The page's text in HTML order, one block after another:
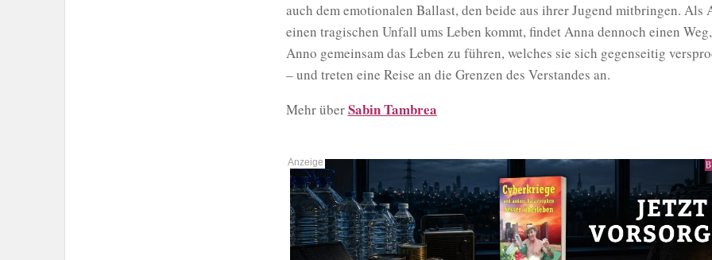
auch dem emotionalen Ballast, den beide aus ihrer Jugend mitbringen. Als
einen tragischen Unfall ums Leben kommt, findet Anna dennoch einen
Anno gemeinsam das Leben zu führen, welches sie sich gegenseitig
– und treten eine Reise an die Grenzen des Verstandes an.
Mehr überSabin Tambrea